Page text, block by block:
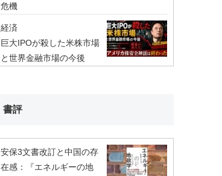
危機
経済
巨大IPOが殺した米株市場
と世界金融市場の今後
書評
安保3文書改訂と中国の存
在感：『エネルギーの地